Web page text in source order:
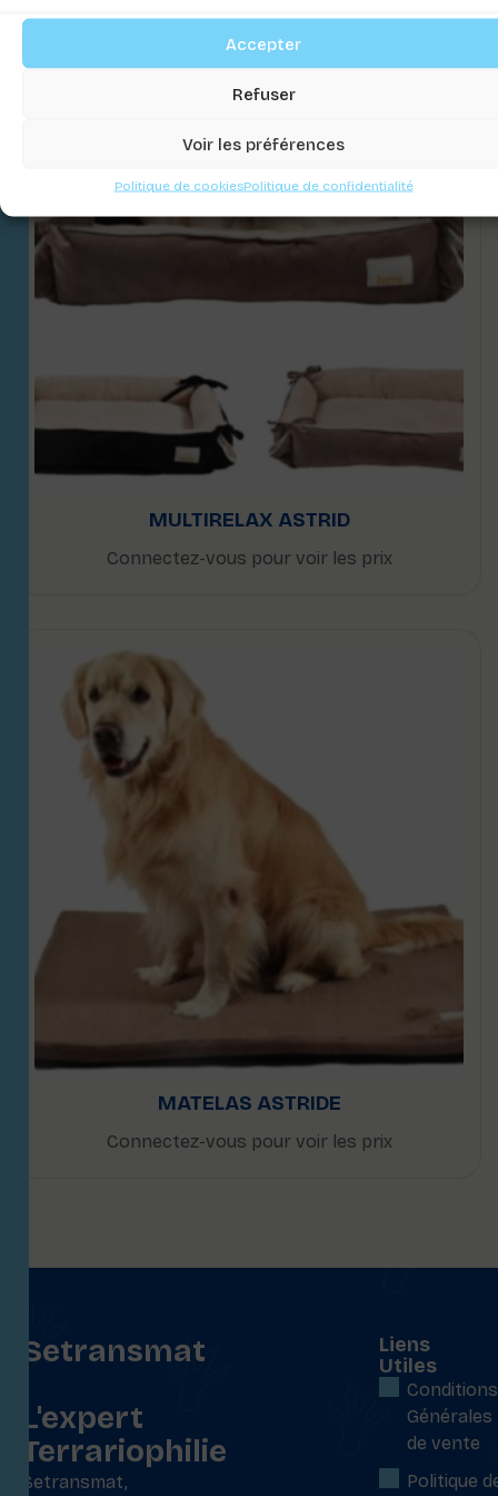
Accepter
Refuser
Voir les préférences
Politique de cookiesPolitique de confidentialité
MULTIRELAX ASTRID
Connectez-vous pour voir les prix
MATELAS ASTRIDE
Connectez-vous pour voir les prix
Setransmat
L'expert
Terrariophilie
Setransmat,
Liens
Utiles
Conditions
Générales
de vente
Politique